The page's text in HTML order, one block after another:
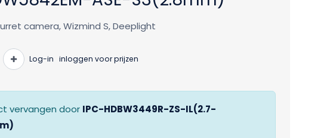
camera, Wizmind S, Deeplight
Log-in inloggen voor prijzen
vervangen door IPC-HDBW3449R-ZS-IL(2.7-